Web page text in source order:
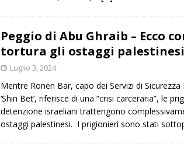
Peggio di Abu Ghraib – Ecco
tortura gli ostaggi palestinesi
Luglio 3, 2024
Mentre Ronen Bar, capo dei Servizi di Sicurezza
‘Shin Bet’, riferisce di una “crisi carceraria”, le
detenzione israeliani trattengono
ostaggi palestinesi. I prigionieri sono stati